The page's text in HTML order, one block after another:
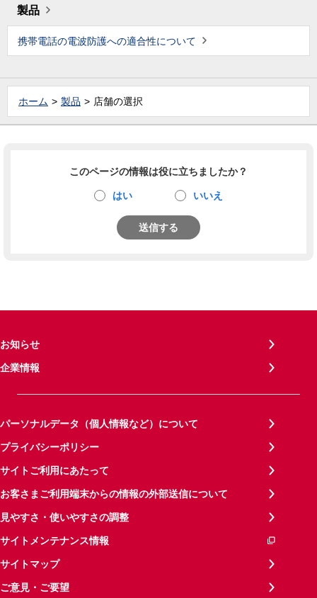
製品
携帯電話の電波防護への適合性について
ホーム 製品 店舗の選択
このページの情報は役に立ちましたか？
はい いいえ
送信する
お知らせ
企業情報
パーソナルデータ（個人情報など）について
プライバシーポリシー
サイトご利用にあたって
お客さまご利用端末からの情報の外部送信について
見やすさ・使いやすさの調整
サイトメンテナンス情報
サイトマップ
ご意見・ご要望